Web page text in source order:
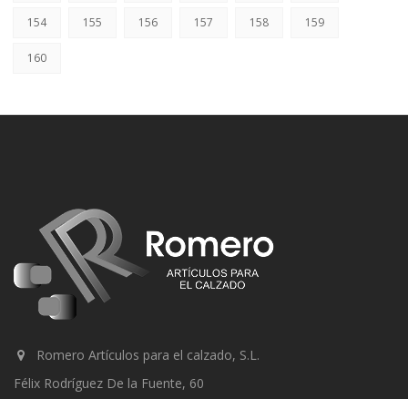
154 155 156 157 158 159
160
Romero Artículos para el calzado, S.L.
Félix Rodríguez De la Fuente, 60